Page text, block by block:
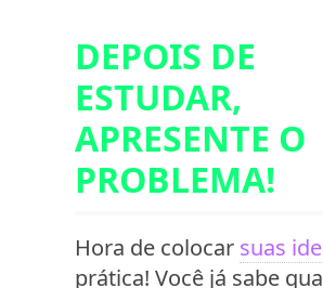
DEPOIS DE
ESTUDAR,
APRESENTE O
PROBLEMA!
Hora de colocar suas
prática! Você já sabe